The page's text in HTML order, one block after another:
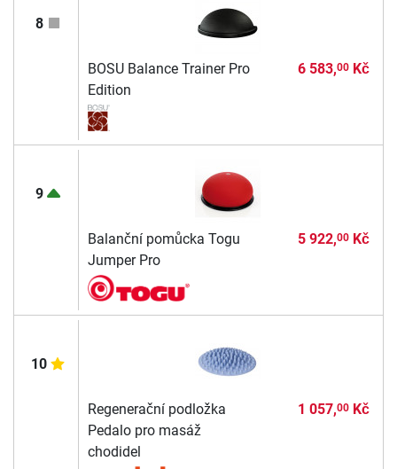
8
BOSU Balance Trainer Pro
Edition
6 583,00Kč
9
Balanční pomůcka Togu
Jumper Pro
5 922,00Kč
10
Regenerační podložka
Pedalo pro masáž
chodidel
1 057,00Kč